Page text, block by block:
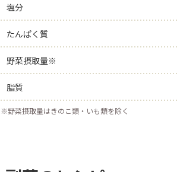
塩分
たんぱく質
野菜摂取量※
脂質
※野菜摂取量はきのこ類・いも類を除く